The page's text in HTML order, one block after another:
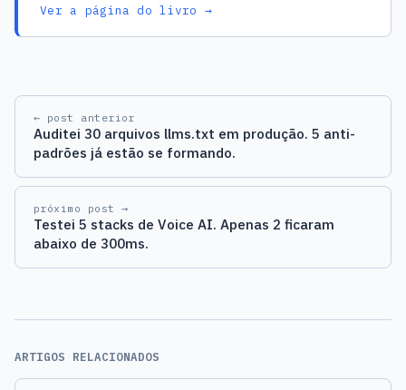
Ver a página do livro →
← post anterior
Auditei 30 arquivos llms.txt em produção. 5 anti-
padrões já estão se formando.
próximo post →
Testei 5 stacks de Voice AI. Apenas 2 ficaram
abaixo de 300ms.
ARTIGOS RELACIONADOS